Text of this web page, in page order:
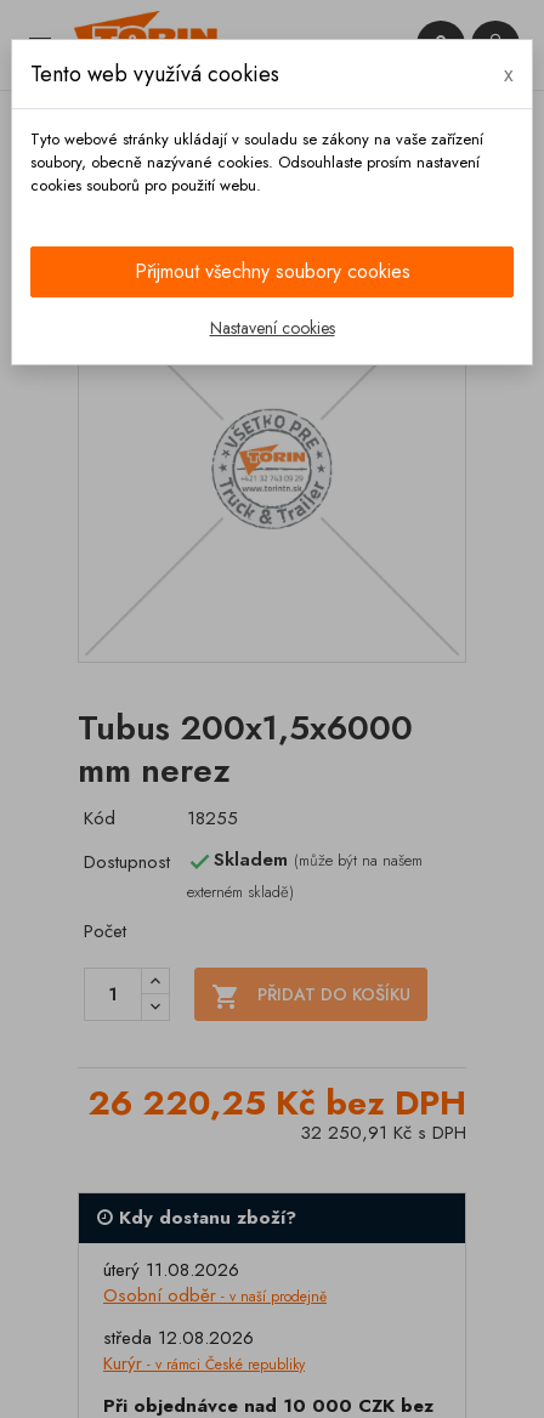
 

Tubus 200x1,5x6000
mm nerez
Kód
18255
Dostupnost
Skladem (může být na našem
externém skladě)
Počet
 PŘIDAT DO KOŠÍKU
26 220,25 Kč bez DPH
32 250,91 Kč s DPH
Kdy dostanu zboží?
úterý 11.08.2026
Osobní odběr - v naší prodejně
středa 12.08.2026
Kurýr - v rámci České republiky
Při objednávce nad 10 000 CZK bez
Tento web využívá cookies x
Tyto webové stránky ukládají v souladu se zákony na vaše zařízení
soubory, obecně nazývané cookies. Odsouhlaste prosím nastavení
cookies souborů pro použití webu.
Přijmout všechny soubory cookies
Nastavení cookies